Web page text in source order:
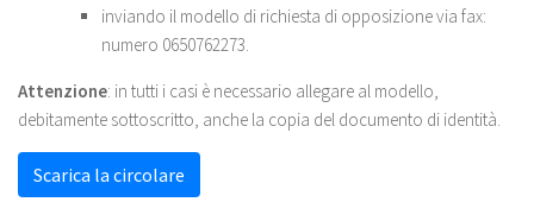
inviando il modello di richiesta di opposizione via fax:
numero 0650762273.
Attenzione: in tutti i casi è necessario allegare al modello,
debitamente sottoscritto, anche la copia del documento di identità.
Scarica la circolare